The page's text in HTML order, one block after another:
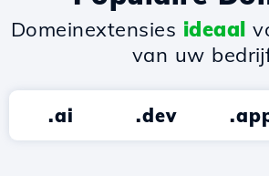
Domeinextensies ideaal
van uw
.ai .dev